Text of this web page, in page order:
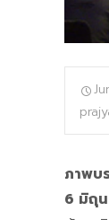
ภาพ
6 มิถุ